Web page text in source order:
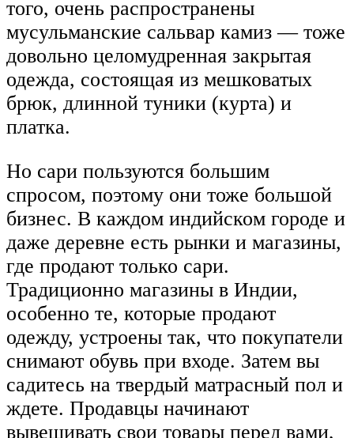
того, очень распространены
мусульманские сальвар камиз — тоже
довольно целомудренная закрытая
одежда, состоящая из мешковатых
брюк, длинной туники (курта) и
платка.
Но сари пользуются большим
спросом, поэтому они тоже большой
бизнес. В каждом индийском городе и
даже деревне есть рынки и магазины,
где продают только сари.
Традиционно магазины в Индии,
особенно те, которые продают
одежду, устроены так, что покупатели
снимают обувь при входе. Затем вы
садитесь на твердый матрасный пол и
ждете. Продавцы начинают
вывешивать свои товары перед вами,